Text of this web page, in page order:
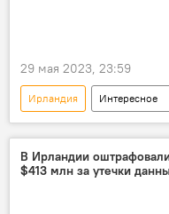
29 мая 2023, 23:59
Ирландия Интересное
Адольф Гитлер
В Ирландии
$413 млн за утечки